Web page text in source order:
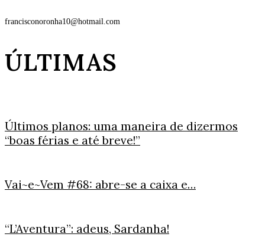
francisconoronha10@hotmail.com
ÚLTIMAS
Últimos planos: uma maneira de dizermos
“boas férias e até breve!”
Vai~e~Vem #68: abre-se a caixa e…
“L’Aventura”: adeus, Sardanha!